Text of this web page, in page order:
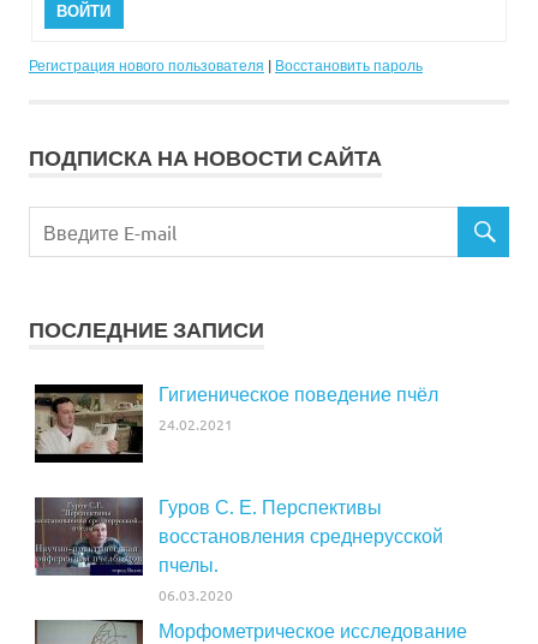
ВОЙТИ
Регистрация нового пользователя | Восстановить пароль
ПОДПИСКА НА НОВОСТИ САЙТА
ПОСЛЕДНИЕ ЗАПИСИ
Гигиеническое поведение пчёл
24.02.2021
Гуров С. Е. Перспективы
восстановления среднерусской
пчелы.
06.03.2020
Морфометрическое исследование